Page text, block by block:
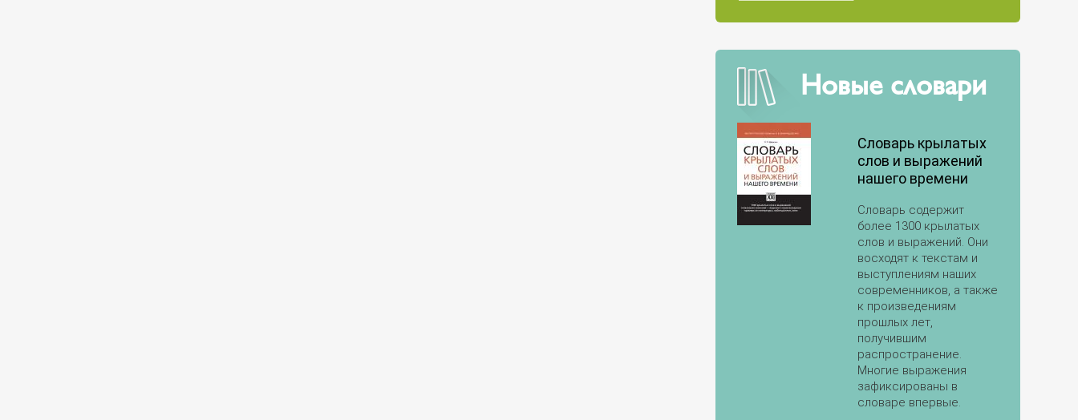
Новые словари
Словарь крылатых
слов и выражений
нашего времени
Словарь содержит
более 1300 крылатых
слов и выражений. Они
восходят к текстам и
выступлениям наших
современников, а также
к произведениям
прошлых лет,
получившим
распространение.
Многие выражения
зафиксированы в
словаре впервые.